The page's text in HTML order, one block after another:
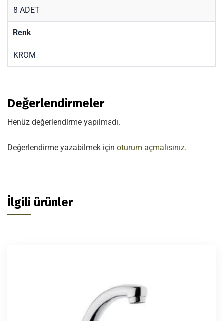
8 ADET
Renk
KROM
Değerlendirmeler
Henüz değerlendirme yapılmadı.
Değerlendirme yazabilmek için oturum açmalısınız.
İlgili ürünler